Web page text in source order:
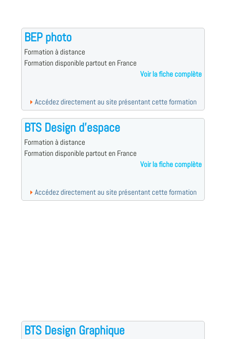
BEP photo
Formation à distance
Formation disponible partout en France
Voir la fiche complète
Accédez directement au site présentant cette formation
BTS Design d'espace
Formation à distance
Formation disponible partout en France
Voir la fiche complète
Accédez directement au site présentant cette formation
BTS Design Graphique